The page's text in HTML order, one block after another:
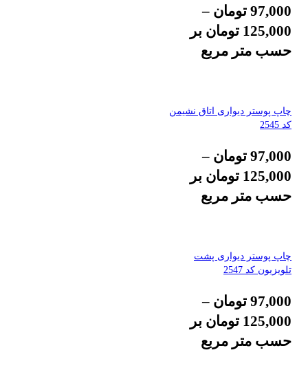
97,000 تومان –
125,000 تومان بر
حسب متر مربع
چاپ پوستر دیواری اتاق نشیمن
کد 2545
97,000 تومان –
125,000 تومان بر
حسب متر مربع
چاپ پوستر دیواری پشت
تلویزیون کد 2547
97,000 تومان –
125,000 تومان بر
حسب متر مربع